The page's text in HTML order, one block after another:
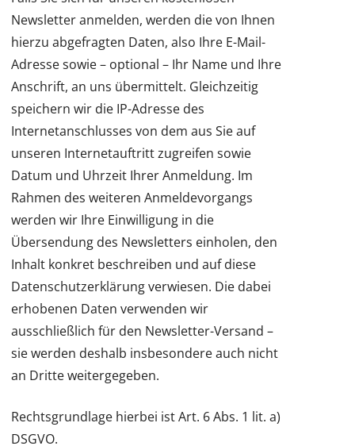
Newsletter anmelden, werden die von Ihnen
hierzu abgefragten Daten, also Ihre E-Mail-
Adresse sowie – optional – Ihr Name und Ihre
Anschrift, an uns übermittelt. Gleichzeitig
speichern wir die IP-Adresse des
Internetanschlusses von dem aus Sie auf
unseren Internetauftritt zugreifen sowie
Datum und Uhrzeit Ihrer Anmeldung. Im
Rahmen des weiteren Anmeldevorgangs
werden wir Ihre Einwilligung in die
Übersendung des Newsletters einholen, den
Inhalt konkret beschreiben und auf diese
Datenschutzerklärung verwiesen. Die dabei
erhobenen Daten verwenden wir
ausschließlich für den Newsletter-Versand –
sie werden deshalb insbesondere auch nicht
an Dritte weitergegeben.
Rechtsgrundlage hierbei ist Art. 6 Abs. 1 lit. a)
DSGVO.